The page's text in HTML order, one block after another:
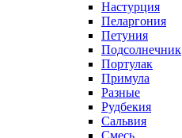
Настурция
Пеларгония
Петуния
Подсолнечник
Портулак
Примула
Разные
Рудбекия
Сальвия
Смесь